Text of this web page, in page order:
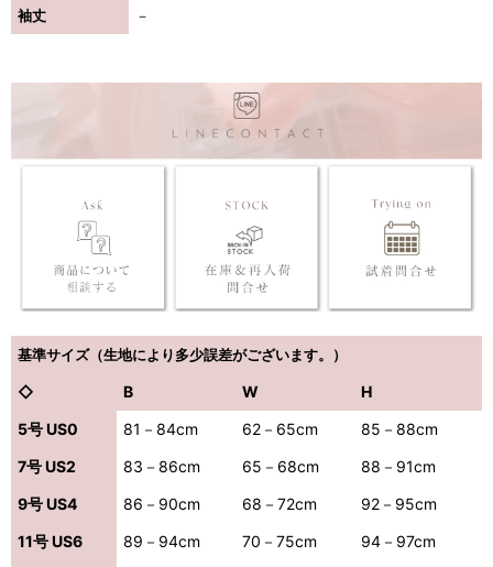
袖丈 －
基準サイズ（生地により多少誤差がございます。）
◇ B W
H
5号 US0
81－84cm 62－65cm
85－88cm
7号 US2
83－86cm 65－68cm
88－91cm
9号 US4
86－90cm 68－72cm
92－95cm
11号 US6
89－94cm 70－75cm
94－97cm